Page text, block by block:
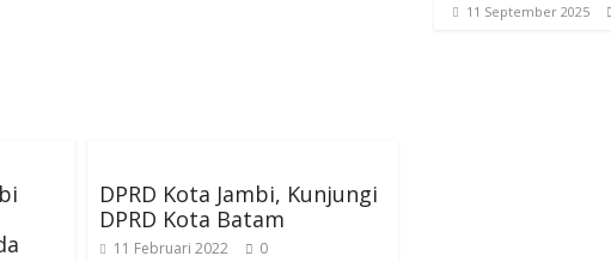
DPRD Kota Jambi, Kunjungi
DPRD Kota Batam
11 Februari 2022 0
11 September 2025